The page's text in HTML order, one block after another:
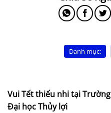
Danh mục:
Vui Tết thiếu nhi tại Trường
Đại học Thủy lợi